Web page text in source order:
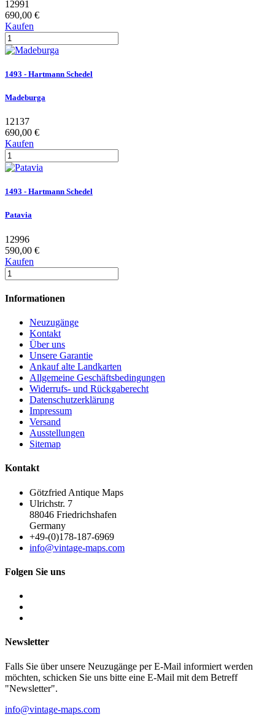
12991
690,00 €
Kaufen
1493 - Hartmann Schedel
Madeburga
12137
690,00 €
Kaufen
1493 - Hartmann Schedel
Patavia
12996
590,00 €
Kaufen
Informationen
Neuzugänge
Kontakt
Über uns
Unsere Garantie
Ankauf alte Landkarten
Allgemeine Geschäftsbedingungen
Widerrufs- und Rückgaberecht
Datenschutzerklärung
Impressum
Versand
Ausstellungen
Sitemap
Kontakt
Götzfried Antique Maps
Ulrichstr. 7
88046 Friedrichshafen
Germany
+49-(0)178-187-6969
info@vintage-maps.com
Folgen Sie uns
Newsletter
Falls Sie über unsere Neuzugänge per E-Mail informiert werden
möchten, schicken Sie uns bitte eine E-Mail mit dem Betreff
"Newsletter".
info@vintage-maps.com